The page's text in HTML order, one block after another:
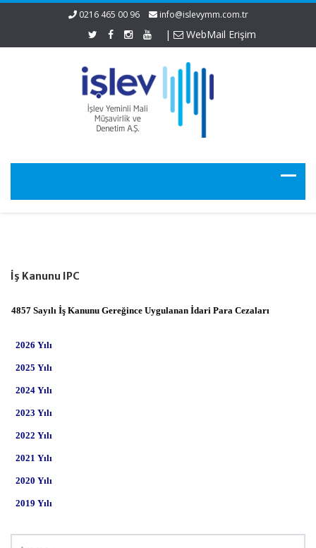
0216 465 00 96 info@islevymm.com.tr
| WebMail Erişim
İş Kanunu IPC